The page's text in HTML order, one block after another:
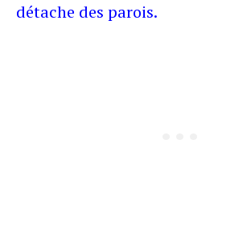
détache des parois.